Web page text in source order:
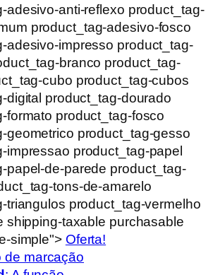
adesivo-anti-reflexo product_tag-
product_tag-adesivo-fosco
adesivo-impresso product_tag-
branco product_tag-
cubo product_tag-cubos
digital product_tag-dourado
formato product_tag-fosco
geometrico product_tag-gesso
impressao product_tag-papel
papel-de-parede product_tag-
tons-de-amarelo
triangulos product_tag-vermelho
shipping-taxable purchasable
simple"> Oferta!